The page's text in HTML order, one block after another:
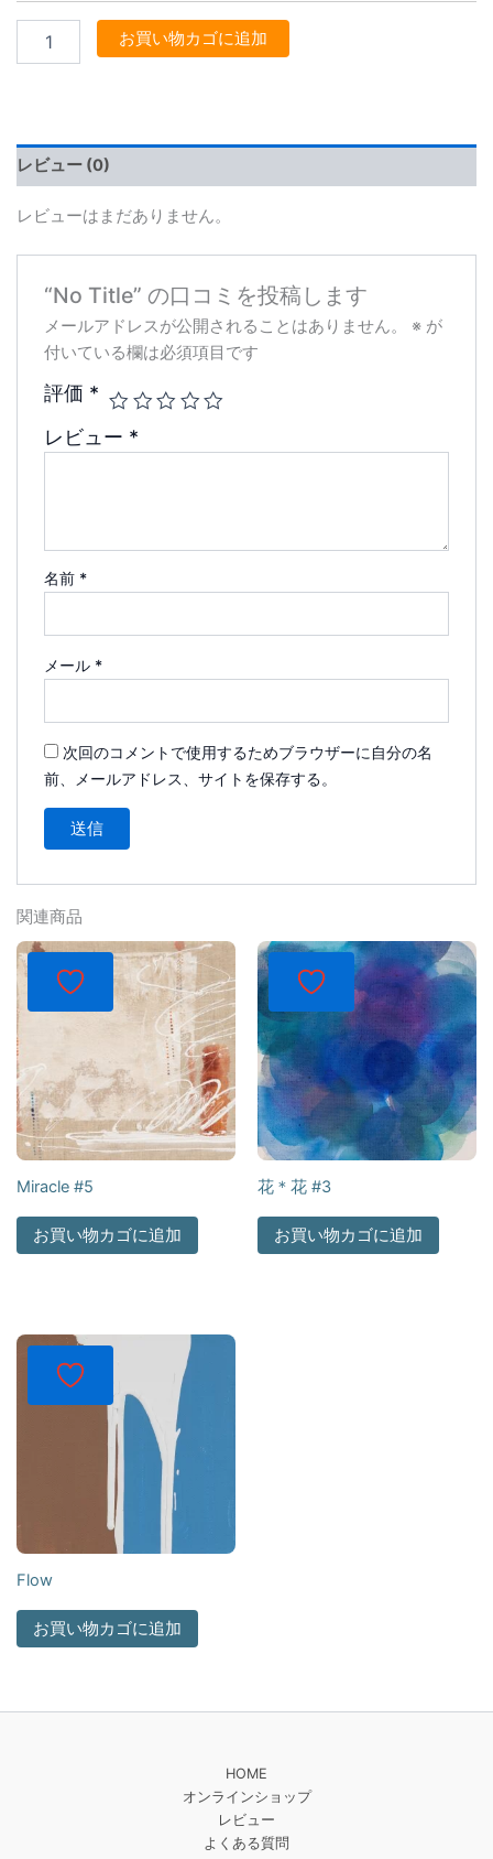
お買い物カゴに追加
レビュー (0)
レビューはまだありません。
“No Title” の口コミを投稿します
メールアドレスが公開されることはありません。 ※ が
付いている欄は必須項目です
評価 *
レビュー *
名前 *
メール *
次回のコメントで使用するためブラウザーに自分の名
前、メールアドレス、サイトを保存する。
関連商品
Miracle #5
お買い物カゴに追加
花＊花 #3
お買い物カゴに追加
Flow
お買い物カゴに追加
HOME
オンラインショップ
レビュー
よくある質問